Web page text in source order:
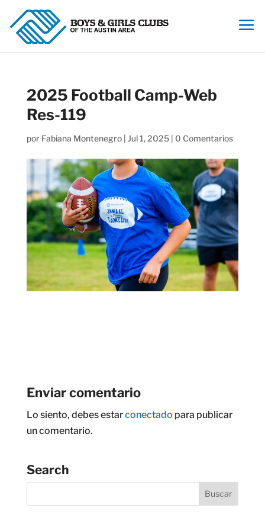
2025 Football Camp-Web
Res-119
por Fabiana Montenegro| Jul 1, 2025| 0 Comentarios
Enviar comentario
Lo siento, debes estarconectado para publicar
un comentario.
Search